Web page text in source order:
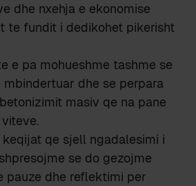
dhe nxehja e ekonomise
te fundit i dedikohet pikerisht
e pa mohueshme tashme se
mbindertuar dhe se perpara
masiv qe na pane
qe sjell ngadalesimi i
se do gezojme
pauze dhe reflektimi per